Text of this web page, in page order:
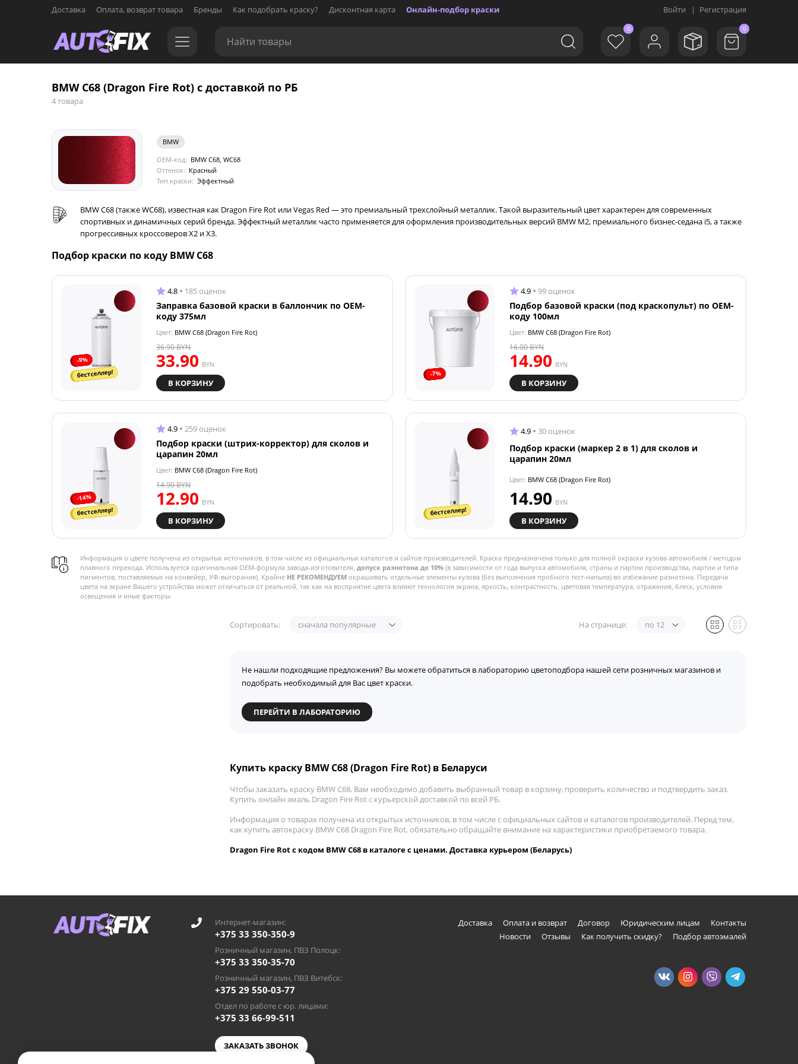
Доставка Оплата, возврат товара Бренды Как подобрать краску? Дисконтная карта Онлайн-подбор краски Войти | Регистрация
0 0
BMW C68 (Dragon Fire Rot) с доставкой по РБ
4 товара
BMW
OEM-код: BMW C68, WC68
Оттенок: Красный
Тип краски: Эффектный
BMW C68 (также WC68), известная как Dragon Fire Rot или Vegas Red — это премиальный трехслойный металлик. Такой выразительный цвет характерен для современных
спортивных и динамичных серий бренда. Эффектный металлик часто применяется для оформления производительных версий BMW M2, премиального бизнес-седана i5, а также
прогрессивных кроссоверов X2 и X3.
Подбор краски по коду BMW C68
-9%
бестселлер!
4.8 185 оценок
Заправка базовой краски в баллончик по OEM-
коду 375мл
Цвет: BMW C68 (Dragon Fire Rot)
33.90 BYN
36.90BYN
В КОРЗИНУ
-7%
4.9 99 оценок
Подбор базовой краски (под краскопульт) по OEM-
коду 100мл
Цвет: BMW C68 (Dragon Fire Rot)
14.90 BYN
16.00BYN
В КОРЗИНУ
-14%
бестселлер!
4.9 259 оценок
Подбор краски (штрих-корректор) для сколов и
царапин 20мл
Цвет: BMW C68 (Dragon Fire Rot)
12.90 BYN
14.90BYN
В КОРЗИНУ
бестселлер!
4.9 30 оценок
Подбор краски (маркер 2 в 1) для сколов и
царапин 20мл
Цвет: BMW C68 (Dragon Fire Rot)
14.90 BYN
В КОРЗИНУ
Информация о цвете получена из открытых источников, в том числе из официальных каталогов и сайтов производителей. Краска предназначена только для полной окраски кузова автомобиля / методом
плавного перехода. Используется оригинальная OEM-формула завода-изготовителя, допуск разнотона до 10% (в зависимости от года выпуска автомобиля, страны и партии производства, партии и типа
пигментов, поставляемых на конвейер, УФ-выгорания). Крайне НЕ РЕКОМЕНДУЕМ окрашивать отдельные элементы кузова (без выполнения пробного тест-напыла) во избежание разнотона. Передача
цвета на экране Вашего устройства может отличаться от реальной, так как на восприятие цвета влияют технология экрана, яркость, контрастность, цветовая температура, отражения, блеск, условия
освещения и иные факторы.
Сортировать: сначала популярные На странице: по 12
Не нашли подходящие предложения? Вы можете обратиться в лабораторию цветоподбора нашей сети розничных магазинов и
подобрать необходимый для Вас цвет краски.
ПЕРЕЙТИ В ЛАБОРАТОРИЮ
Купить краску BMW C68 (Dragon Fire Rot) в Беларуси
Чтобы заказать краску BMW C68, Вам необходимо добавить выбранный товар в корзину, проверить количество и подтвердить заказ.
Купить онлайн эмаль Dragon Fire Rot с курьерской доставкой по всей РБ.
Информация о товарах получена из открытых источников, в том числе с официальных сайтов и каталогов производителей. Перед тем,
как купить автокраску BMW C68 Dragon Fire Rot, обязательно обращайте внимание на характеристики приобретаемого товара.
Dragon Fire Rot с кодом BMW C68 в каталоге с ценами. Доставка курьером (Беларусь)
Интернет-магазин:
+375 33 350-350-9
Розничный магазин, ПВЗ Полоцк:
+375 33 350-35-70
Розничный магазин, ПВЗ Витебск:
+375 29 550-03-77
Отдел по работе с юр. лицами:
+375 33 66-99-511
ЗАКАЗАТЬ ЗВОНОК
Доставка Оплата и возврат Договор Юридическим лицам
Контакты
Новости
Отзывы Как получить скидку? Подбор автоэмалей